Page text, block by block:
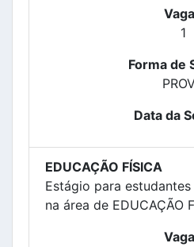
1
Forma de
Data da
EDUCAÇÃO FÍSICA
Estágio para
na área de EDUCAÇÃO